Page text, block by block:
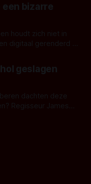
een bizarre
houdt zich niet in
digitaal gerenderd en
onheilspellends,
met ieder woord
geslagen
dachten deze
Regisseur James